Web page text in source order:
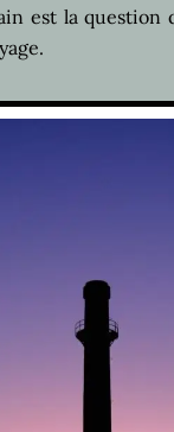
est la question